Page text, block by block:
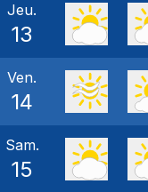
Jeu.
13
Ven.
14
Sam.
15